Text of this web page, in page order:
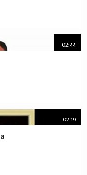
02:44
02:19